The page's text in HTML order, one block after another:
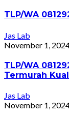
TLP/WA
Jas Lab
November 1,
TLP/WA
Termurah
Jas Lab
November 1,